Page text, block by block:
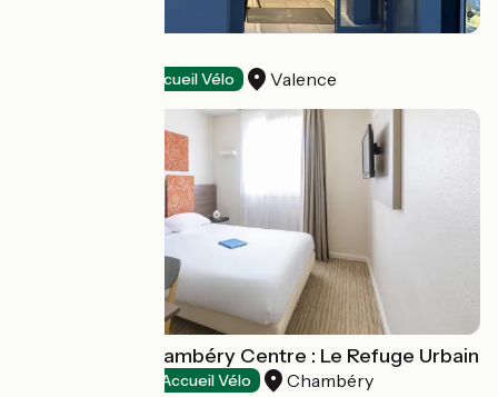
Accueil Vélo Valence
Hôtel Kyriad Chambéry Centre : Le Refuge Urbain
Accueil Vélo Chambéry